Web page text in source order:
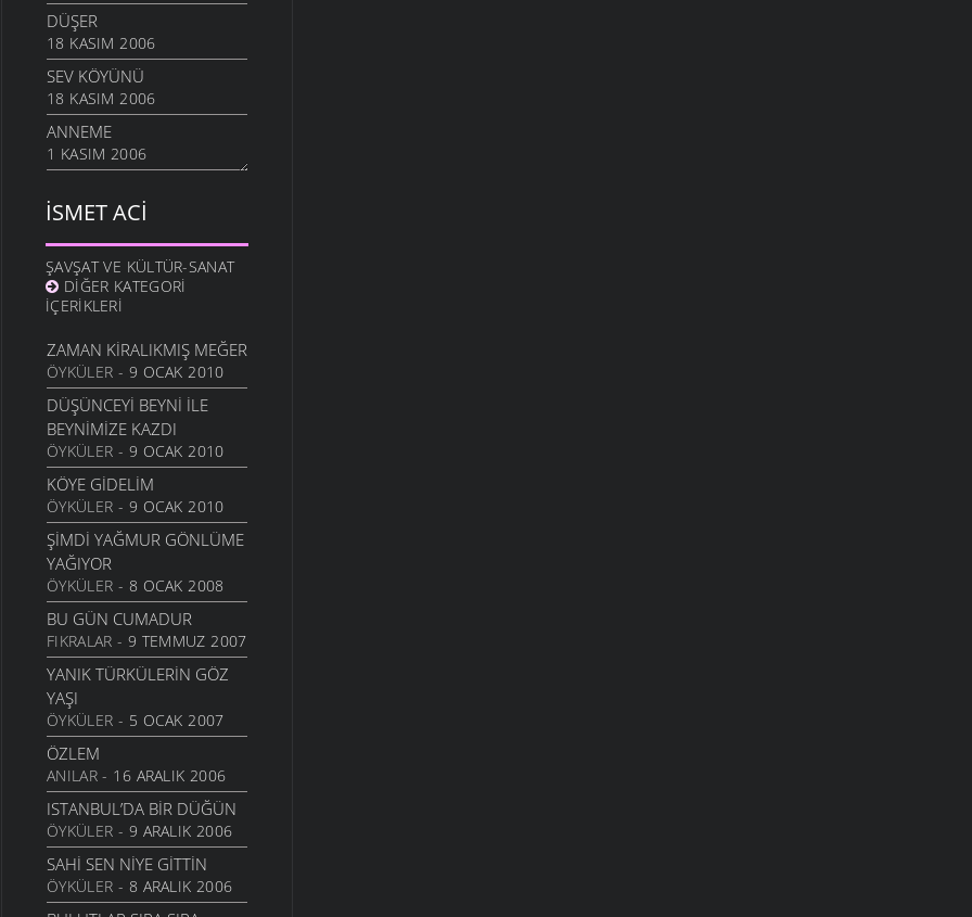
DÜŞER
18 KASIM 2006
SEV KÖYÜNÜ
18 KASIM 2006
ANNEME
1 KASIM 2006
1 KASIM 2006
MAHALLELI KIZ
28 EYLÜL 2006
ÇOCUKLAR AĞLADILAR
3 EYLÜL 2006
SEVEMEM
13 HAZIRAN 2006
DÖNELIM
13 HAZIRAN 2006
İKI ÇIPLAK
13 HAZIRAN 2006
ANLAYAMADIM
13 HAZIRAN 2006
TEZAT
13 HAZIRAN 2006
ÇEKERIZ
2 HAZIRAN 2006
GURBET
25 MAYIS 2006
YOKSULLUK
24 MAYIS 2006
MEMLEKET HASRETI
24 MAYIS 2006
UMUT TRENI
16 MAYIS 2006
GÖÇSEL SÖYLEŞI
İSMET ACI
ŞAVŞAT VE KÜLTÜR-SANAT
DIĞER KATEGORI
İÇERIKLERI
ZAMAN KIRALIKMIŞ MEĞER
ÖYKÜLER - 9 OCAK 2010
DÜŞÜNCEYI BEYNI İLE
BEYNIMIZE KAZDI
ÖYKÜLER - 9 OCAK 2010
KÖYE GIDELIM
ÖYKÜLER - 9 OCAK 2010
ŞIMDI YAĞMUR GÖNLÜME
YAĞIYOR
ÖYKÜLER - 8 OCAK 2008
BU GÜN CUMADUR
FIKRALAR - 9 TEMMUZ 2007
YANIK TÜRKÜLERIN GÖZ
YAŞI
ÖYKÜLER - 5 OCAK 2007
ÖZLEM
ANILAR- 16 ARALIK 2006
ISTANBUL’DA BIR DÜĞÜN
ÖYKÜLER - 9 ARALIK 2006
SAHI SEN NIYE GITTIN
ÖYKÜLER - 8 ARALIK 2006